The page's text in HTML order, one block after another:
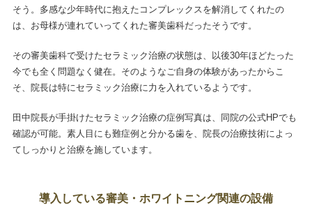
そう。多感な少年時代に抱えたコンプレックスを解消してくれたの
は、お母様が連れていってくれた審美歯科だったそうです。
その審美歯科で受けたセラミック治療の状態は、以後30年ほどたった
今でも全く問題なく健在。そのようなご自身の体験があったからこ
そ、院長は特にセラミック治療に力を入れているようです。
田中院長が手掛けたセラミック治療の症例写真は、同院の公式HPでも
確認が可能。素人目にも難症例と分かる歯を、院長の治療技術によっ
てしっかりと治療を施しています。
導入している審美・ホワイトニング関連の設備